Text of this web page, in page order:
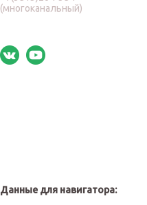
(многоканальный)
Данные для навигатора: